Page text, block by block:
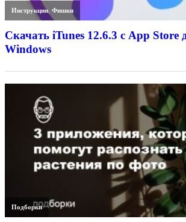
Инструкции,Фишки
Скачать iTunes 12.6.3 с App Store
Windows
Подборки